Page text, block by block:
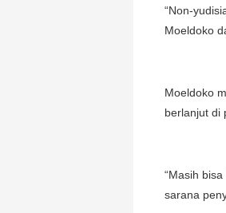
“Non-
Moeldoko
Moeldoko
berlanjut di
“Masih
sarana